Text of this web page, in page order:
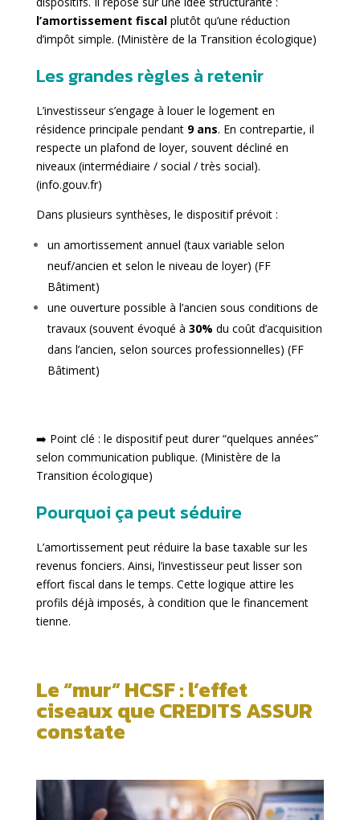
l’amortissement fiscalplutôt qu’une réduction
d’impôt simple. (Ministère de la Transition écologique)
Les grandes règles à retenir
L’investisseur s’engage à louer le logement en
résidence principale pendant 9 ans. En contrepartie, il
respecte un plafond de loyer, souvent décliné en
niveaux (intermédiaire / social / très social).
(info.gouv.fr)
Dans plusieurs synthèses, le dispositif prévoit :
un amortissement annuel (taux variable selon
neuf/ancien et selon le niveau de loyer) (FF
Bâtiment)
une ouverture possible à l’ancien sous conditions de
travaux (souvent évoqué à 30% du coût d’acquisition
dans l’ancien, selon sources professionnelles) (FF
Bâtiment)
➡️ Point clé : le dispositif peut durer “quelques années”
selon communication publique. (Ministère de la
Transition écologique)
Pourquoi ça peut séduire
L’amortissement peut réduire la base taxable sur les
revenus fonciers. Ainsi, l’investisseur peut lisser son
effort fiscal dans le temps. Cette logique attire les
profils déjà imposés, à condition que le financement
tienne.
Le “mur” HCSF : l’effet
ciseaux que CREDITS ASSUR
constate